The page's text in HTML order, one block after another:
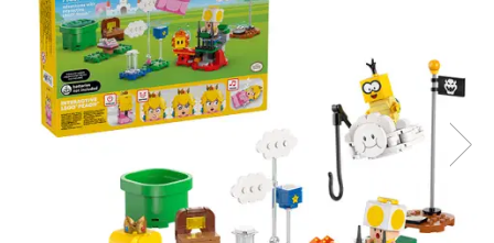
Protectii utile
Poarta siguranta copii
Deflectoare pentru aer
conditionat
Casti antifonice pentru copii si
Echipament protectie bicicleta si